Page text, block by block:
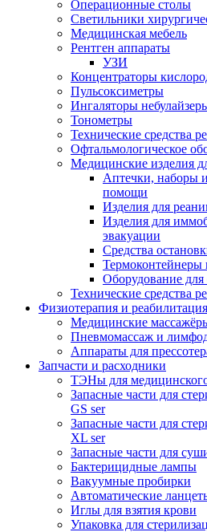
Операционные столы
Светильники
Медицинская мебель
Рентген аппараты
УЗИ
Концентраторы
Пульсоксиметры
Ингаляторы
Тонометры
Технические средства
Офтальмологическое
Медицинские изделия
Аптечки, наборы
помощи
Изделия для
Изделия для
эвакуации
Средства
Термоконтейнеры
Оборудование
Технические средства
Физиотерапия и реабилитация
Медицинские
Пневмомассаж и
Аппараты для
Запчасти и расходники
ТЭНы для
Запасные части для
GS ser
Запасные части для
XL ser
Запасные части для
Бактерицидные лампы
Вакуумные пробирки
Автоматические
Иглы для взятия крови
Упаковка для